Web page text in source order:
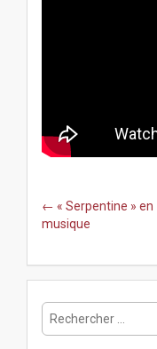
P
o
t
n
a
v
i
← « Serpentine » en
musique
R